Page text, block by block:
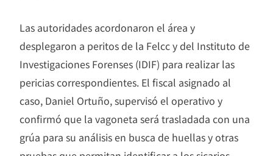
Las autoridades acordonaron el área y
desplegaron a peritos de la Felcc y del Instituto de
Investigaciones Forenses (IDIF) para realizar las
pericias correspondientes. El fiscal asignado al
caso, Daniel Ortuño, supervisó el operativo y
confirmó que la vagoneta será trasladada con una
grúa para su análisis en busca de huellas y otras